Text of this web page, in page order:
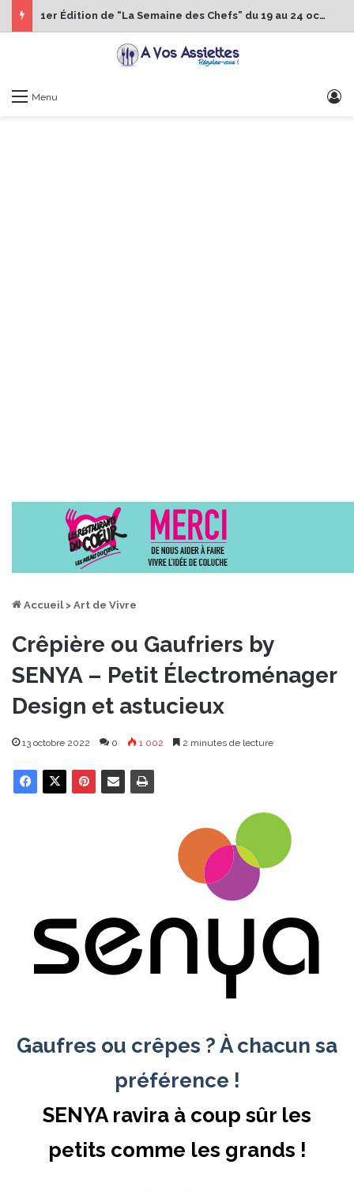
1er Édition de “La Semaine des Chefs” du 19 au 24 octobre 2026
Menu
Accueil > Art de Vivre
Crêpière ou Gaufriers by
SENYA – Petit Électroménager
Design et astucieux
13 octobre 2022 0 1 002 2 minutes de lecture
Gaufres ou crêpes ? À chacun sa
préférence !
SENYA ravira à coup sûr les
petits comme les grands !